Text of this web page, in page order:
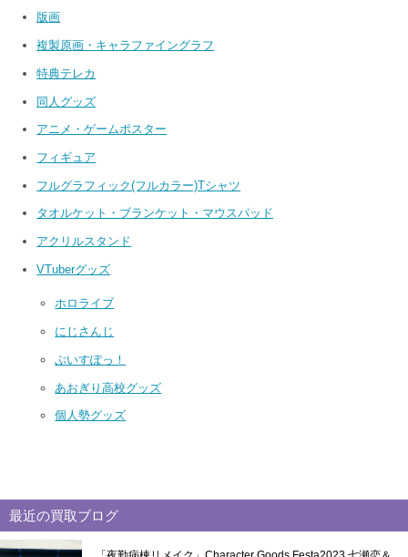
版画
複製原画・キャラファイングラフ
特典テレカ
同人グッズ
アニメ・ゲームポスター
フィギュア
フルグラフィック(フルカラー)Tシャツ
タオルケット・ブランケット・マウスパッド
アクリルスタンド
VTuberグッズ
ホロライブ
にじさんじ
ぶいすぽっ！
あおぎり高校グッズ
個人勢グッズ
最近の買取ブログ